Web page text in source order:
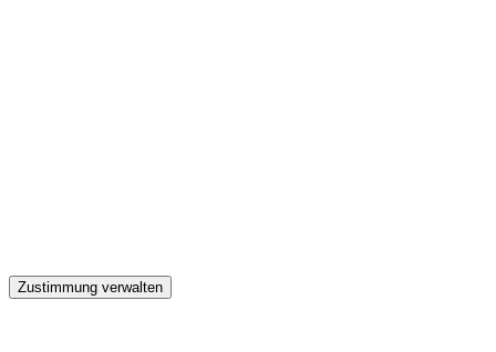
Zustimmung verwalten